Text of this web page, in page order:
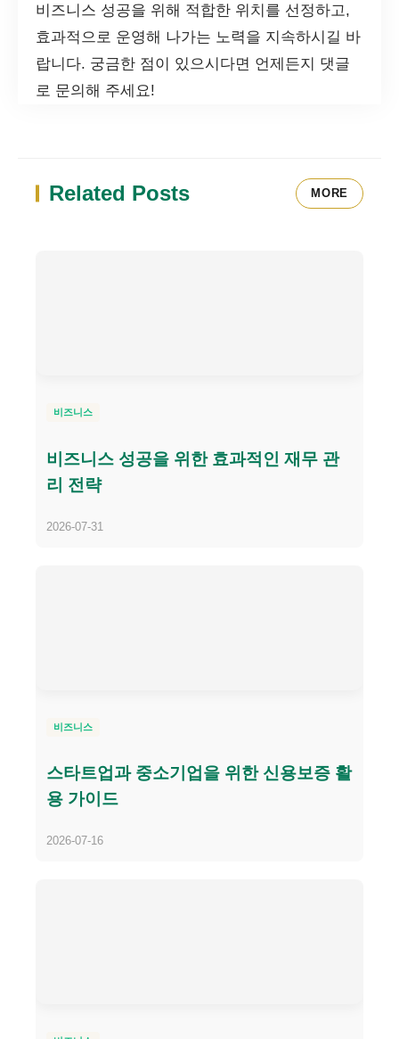
비즈니스 성공을 위해 적합한 위치를 선정하고,
효과적으로 운영해 나가는 노력을 지속하시길 바
랍니다. 궁금한 점이 있으시다면 언제든지 댓글
로 문의해 주세요!
Related Posts MORE
비즈니스
비즈니스 성공을 위한 효과적인 재무 관
리 전략
2026-07-31
비즈니스
스타트업과 중소기업을 위한 신용보증 활
용 가이드
2026-07-16